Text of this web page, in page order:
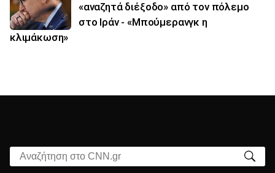
«αναζητά διέξοδο» από τον πόλεμο
στο Ιράν - «Μπούμερανγκ η
κλιμάκωση»
Αναζήτηση στο CNN.gr